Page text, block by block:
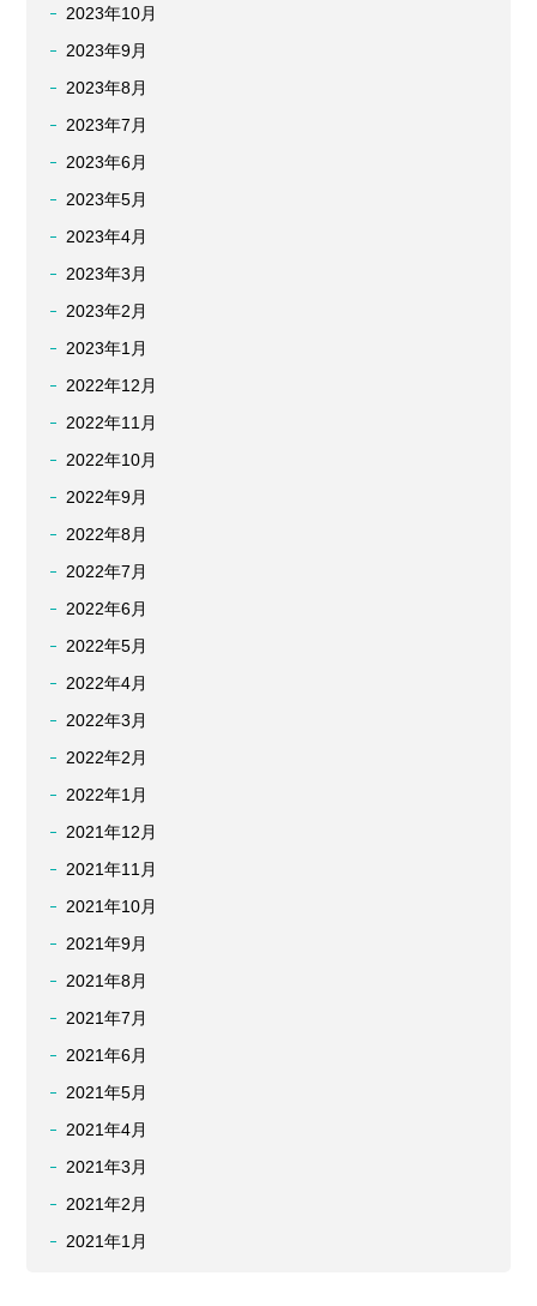
2023年10月
2023年9月
2023年8月
2023年7月
2023年6月
2023年5月
2023年4月
2023年3月
2023年2月
2023年1月
2022年12月
2022年11月
2022年10月
2022年9月
2022年8月
2022年7月
2022年6月
2022年5月
2022年4月
2022年3月
2022年2月
2022年1月
2021年12月
2021年11月
2021年10月
2021年9月
2021年8月
2021年7月
2021年6月
2021年5月
2021年4月
2021年3月
2021年2月
2021年1月